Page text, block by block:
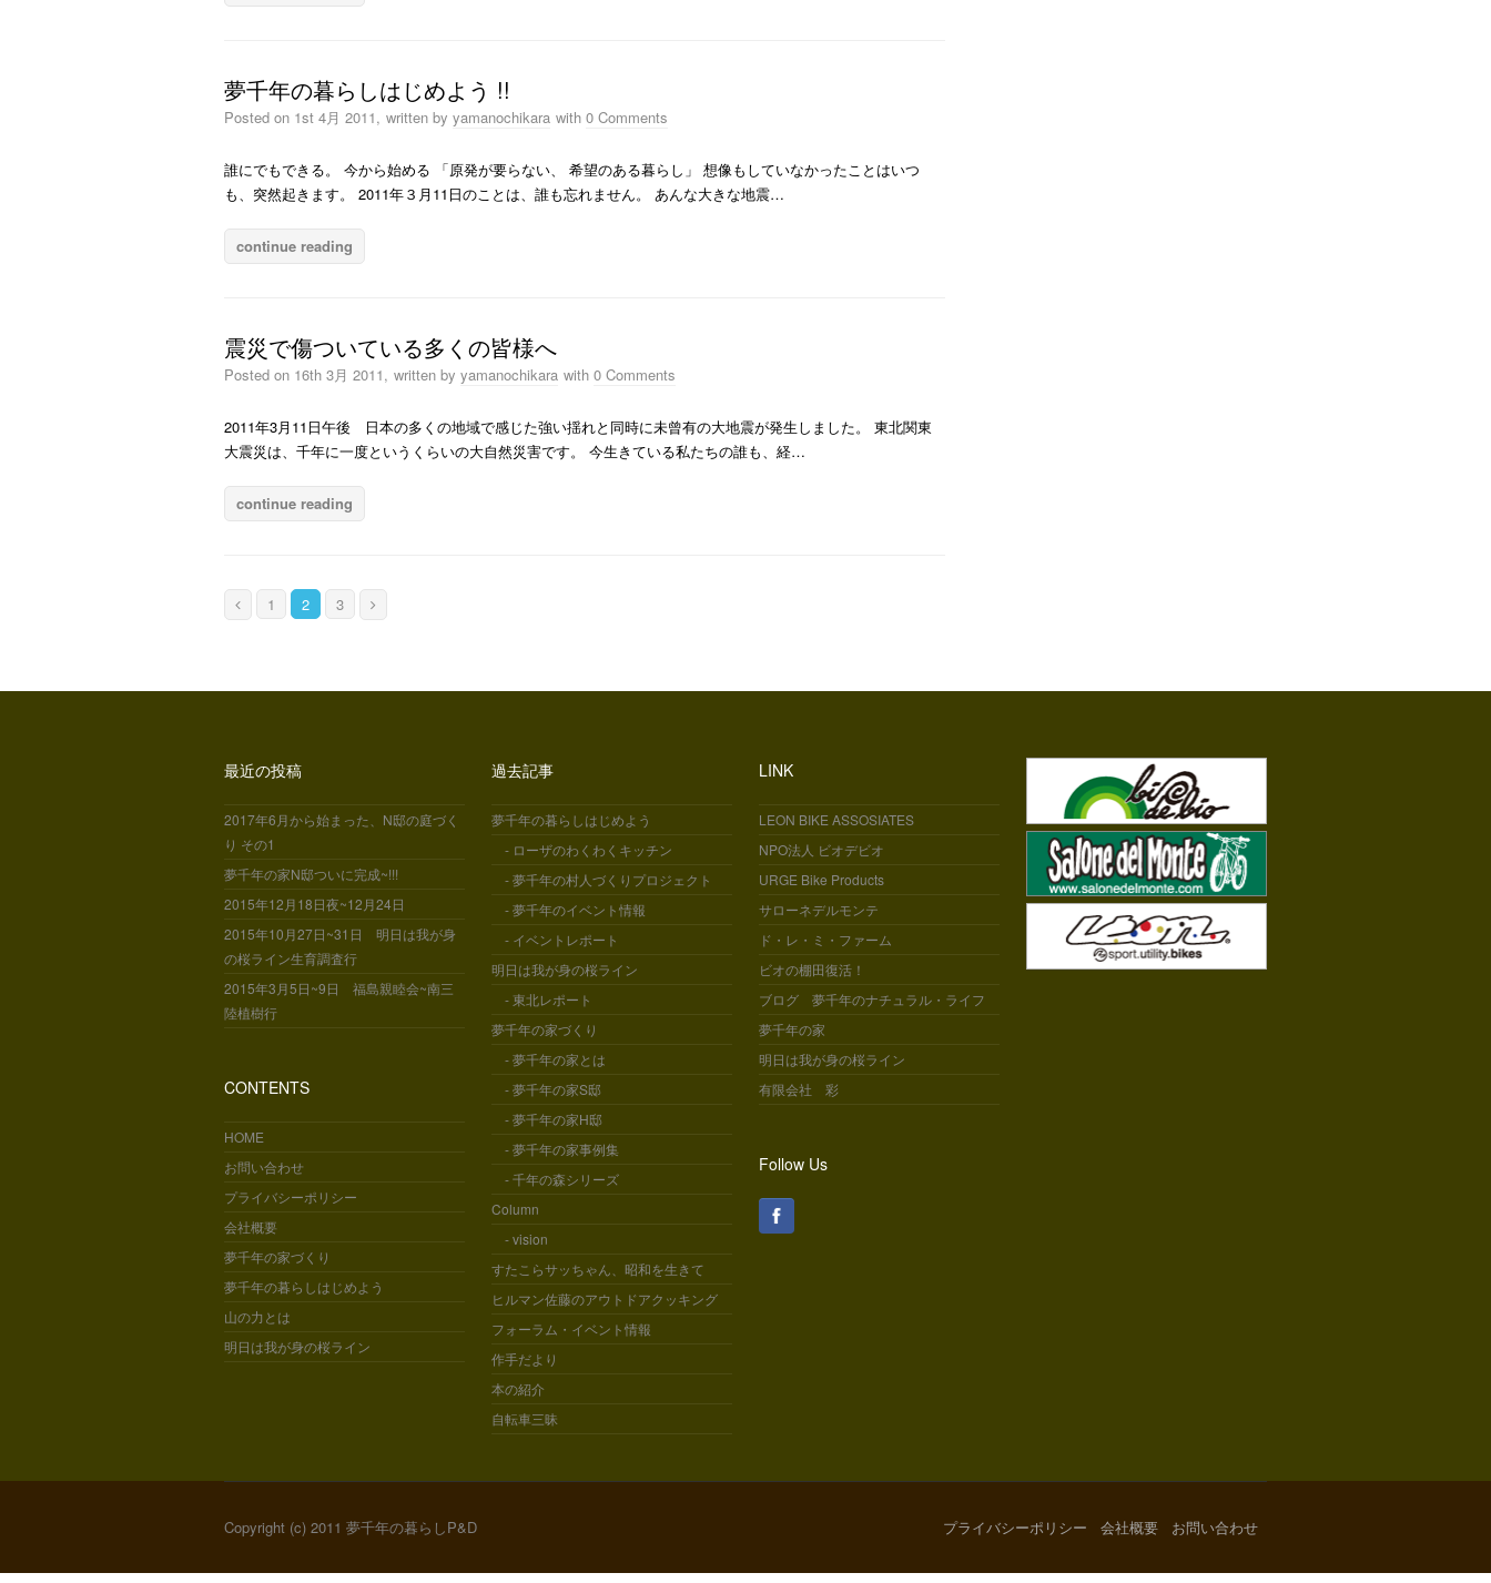
夢千年の暮らしはじめよう !!
Posted on 1st 4月 2011, written by yamanochikara with 0 Comments
誰にでもできる。 今から始める 「原発が要らない、 希望のある暮らし」 想像もしていなかったことはいつ
も、突然起きます。 2011年３月11日のことは、誰も忘れません。 あんな大きな地震…
continue reading
震災で傷ついている多くの皆様へ
Posted on 16th 3月 2011, written by yamanochikara with 0 Comments
2011年3月11日午後 日本の多くの地域で感じた強い揺れと同時に未曾有の大地震が発生しました。 東北関東
大震災は、千年に一度というくらいの大自然災害です。 今生きている私たちの誰も、経…
continue reading
1 2 3
最近の投稿
2017年6月から始まった、N邸の庭づく
り その1
夢千年の家N邸ついに完成~!!!
2015年12月18日夜~12月24日
2015年10月27日~31日 明日は我が身
の桜ライン生育調査行
2015年3月5日~9日 福島親睦会~南三
陸植樹行
CONTENTS
HOME
お問い合わせ
プライバシーポリシー
会社概要
夢千年の家づくり
夢千年の暮らしはじめよう
山の力とは
明日は我が身の桜ライン
過去記事
夢千年の暮らしはじめよう
- ローザのわくわくキッチン
- 夢千年の村人づくりプロジェクト
- 夢千年のイベント情報
- イベントレポート
明日は我が身の桜ライン
- 東北レポート
夢千年の家づくり
- 夢千年の家とは
- 夢千年の家S邸
- 夢千年の家H邸
- 夢千年の家事例集
- 千年の森シリーズ
Column
- vision
すたこらサッちゃん、昭和を生きて
ヒルマン佐藤のアウトドアクッキング
フォーラム・イベント情報
作手だより
本の紹介
自転車三昧
LINK
LEON BIKE ASSOSIATES
NPO法人 ビオデビオ
URGE Bike Products
サローネデルモンテ
ド・レ・ミ・ファーム
ビオの棚田復活！
ブログ 夢千年のナチュラル・ライフ
夢千年の家
明日は我が身の桜ライン
有限会社 彩
Follow Us
Copyright (c) 2011 夢千年の暮らしP&D プライバシーポリシー 会社概要 お問い合わせ